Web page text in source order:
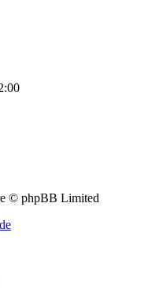
© phpBB Limited